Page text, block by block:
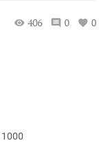
406 0 0
1000